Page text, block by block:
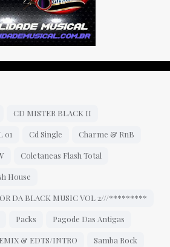
CD MISTER BLACK II
01 Cd Single Charme & RnB
Coletaneas Flash Total
House
DA BLACK MUSIC VOL 2///*********
Packs Pagode Das Antigas
& EDTS/INTRO Samba Rock